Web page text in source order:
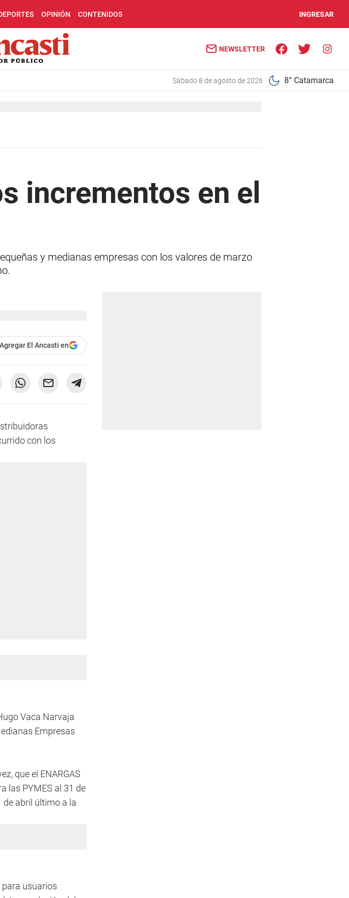
OPINIÓN CONTENIDOS INGRESAR
NEWSLETTER
sábado 8 de agosto de 2026 8° Catamarca
incrementos en el
y medianas empresas con los valores de marzo
Agregar El Ancasti en
con los
Vaca Narvaja
Empresas
que el ENARGAS
las PYMES al 31 de
abril último a la
usuarios